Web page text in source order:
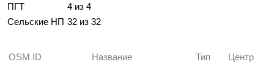
ПГТ
4 из 4
Сельские НП 32 из 32
OSM ID Название Тип Центр